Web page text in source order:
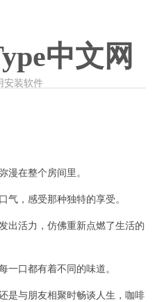
中文网
安装软件
在整个房间里。
，感受那种独特的享受。
活力，仿佛重新点燃了生活的
口都有着不同的味道。
与朋友相聚时畅谈人生，咖啡